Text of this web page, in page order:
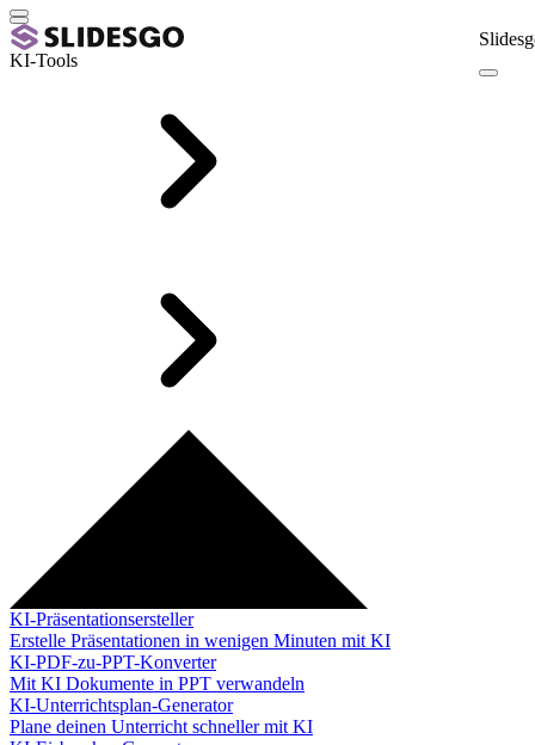
KI-Tools
KI-Präsentationsersteller
Erstelle Präsentationen in wenigen Minuten mit KI
KI-PDF-zu-PPT-Konverter
Mit KI Dokumente in PPT verwandeln
KI-Unterrichtsplan-Generator
Plane deinen Unterricht schneller mit KI